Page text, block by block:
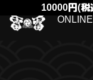
10000円(